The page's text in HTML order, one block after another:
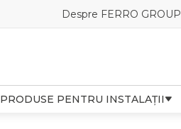
Despre FERRO GROUP
PRODUSE PENTRU INSTALAȚII